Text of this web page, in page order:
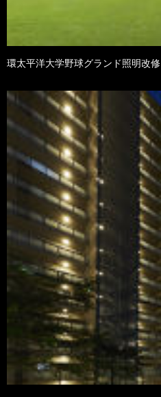
環太平洋大学野球グランド照明改修